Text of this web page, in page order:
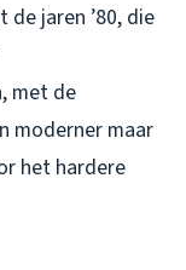
de jaren ’80, die
met de
moderner maar
het hardere